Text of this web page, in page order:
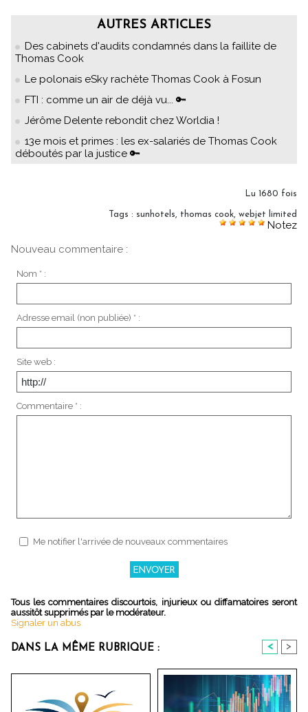
AUTRES ARTICLES
Des cabinets d'audits condamnés dans la faillite de
Thomas Cook
Le polonais eSky rachète Thomas Cook à Fosun
FTI : comme un air de déjà vu... 🔑
Jérôme Delente rebondit chez Worldia !
13e mois et primes : les ex-salariés de Thomas Cook
déboutés par la justice 🔑
Lu 1680 fois
Tags : sunhotels, thomas cook, webjet limited
Notez
Nouveau commentaire :
Nom * :
Adresse email (non publiée) * :
Site web :
Commentaire * :
Me notifier l'arrivée de nouveaux commentaires
Tous les commentaires discourtois, injurieux ou diffamatoires seront
aussitôt supprimés par le modérateur.
Signaler un abus
DANS LA MÊME RUBRIQUE : < >